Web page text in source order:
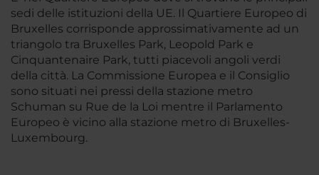
sedi delle istituzioni della UE. Il Quartiere Europeo di
Bruxelles corrisponde approssimativamente ad un
triangolo tra Bruxelles Park, Leopold Park e
Cinquantenaire Park, tutti piacevoli angoli verdi
della città. La Commissione Europea e il Consiglio
sono situati nei pressi della stazione metro
Schuman su Rue de la Loi mentre il Parlamento
Europeo è vicino alla stazione metro di Bruxelles-
Luxembourg.